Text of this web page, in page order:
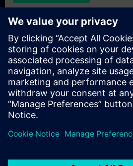
Kérdés az exkluzív képzéssel
Kérjük, töltse ki az alábbi érdeklődési
szeretne kapni egy exkluzív képzésre,
virtuális formában, vagy a SITRAIN
a fajta kérés nagyobb csoportok
megfelelő. Miután megadta
igényeit, árajánlatot küldünk Önnek.
Exkluzív árajánlat kérése